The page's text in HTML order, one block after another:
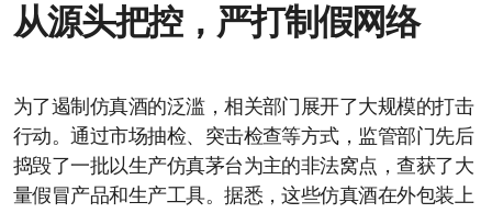
从源头把控，严打制假网络
为了遏制仿真酒的泛滥，相关部门展开了大规模的打击
行动。通过市场抽检、突击检查等方式，监管部门先后
捣毁了一批以生产仿真茅台为主的非法窝点，查获了大
量假冒产品和生产工具。据悉，这些仿真酒在外包装上